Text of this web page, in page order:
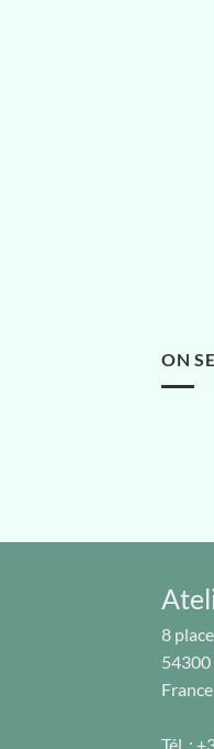
ON
8
54300
France
Tél. :